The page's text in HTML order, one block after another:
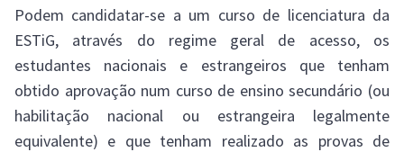
Podem candidatar-se a um curso de licenciatura da
ESTiG, através do regime geral de acesso, os
estudantes nacionais e estrangeiros que tenham
obtido aprovação num curso de ensino secundário (ou
habilitação nacional ou estrangeira legalmente
equivalente) e que tenham realizado as provas de